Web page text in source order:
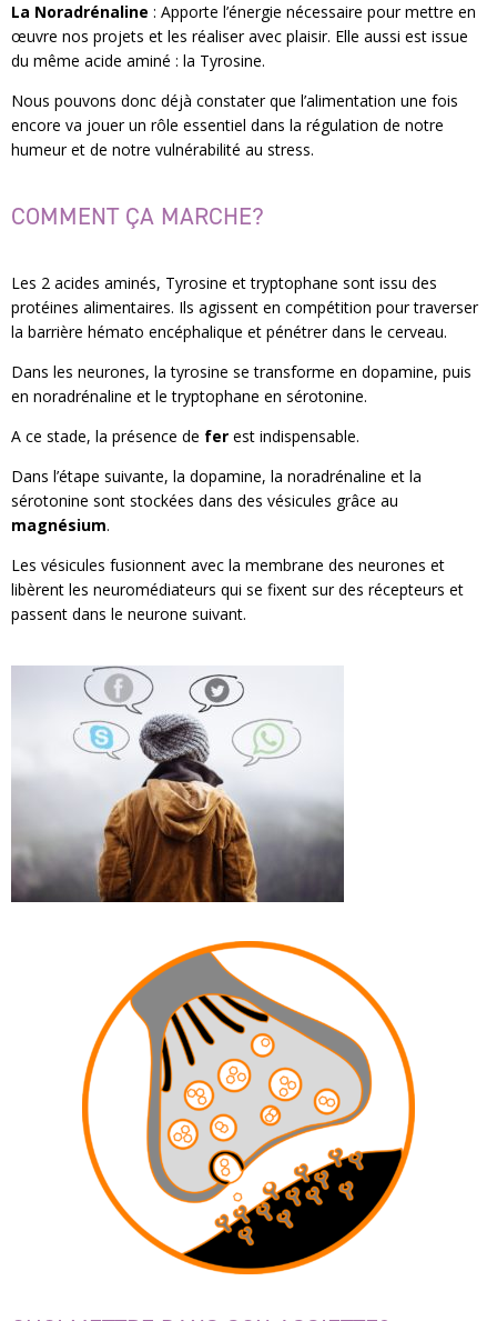
La Noradrénaline : Apporte l’énergie nécessaire pour mettre en
œuvre nos projets et les réaliser avec plaisir. Elle aussi est issue
du même acide aminé : la Tyrosine.
Nous pouvons donc déjà constater que l’alimentation une fois
encore va jouer un rôle essentiel dans la régulation de notre
humeur et de notre vulnérabilité au stress.
COMMENT ÇA MARCHE?
Les 2 acides aminés, Tyrosine et tryptophane sont issu des
protéines alimentaires. Ils agissent en compétition pour traverser
la barrière hémato encéphalique et pénétrer dans le cerveau.
Dans les neurones, la tyrosine se transforme en dopamine, puis
en noradrénaline et le tryptophane en sérotonine.
A ce stade, la présence de fer est indispensable.
Dans l’étape suivante, la dopamine, la noradrénaline et la
sérotonine sont stockées dans des vésicules grâce au
magnésium.
Les vésicules fusionnent avec la membrane des neurones et
libèrent les neuromédiateurs qui se fixent sur des récepteurs et
passent dans le neurone suivant.